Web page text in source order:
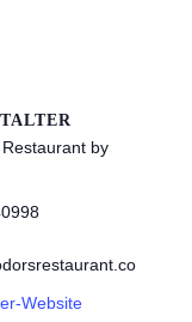
by
Website